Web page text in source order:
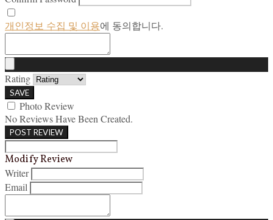
개인정보 수집 및 이용에 동의합니다.
Rating
SAVE
Photo Review
No Reviews Have Been Created.
POST REVIEW
Modify Review
Writer
Email